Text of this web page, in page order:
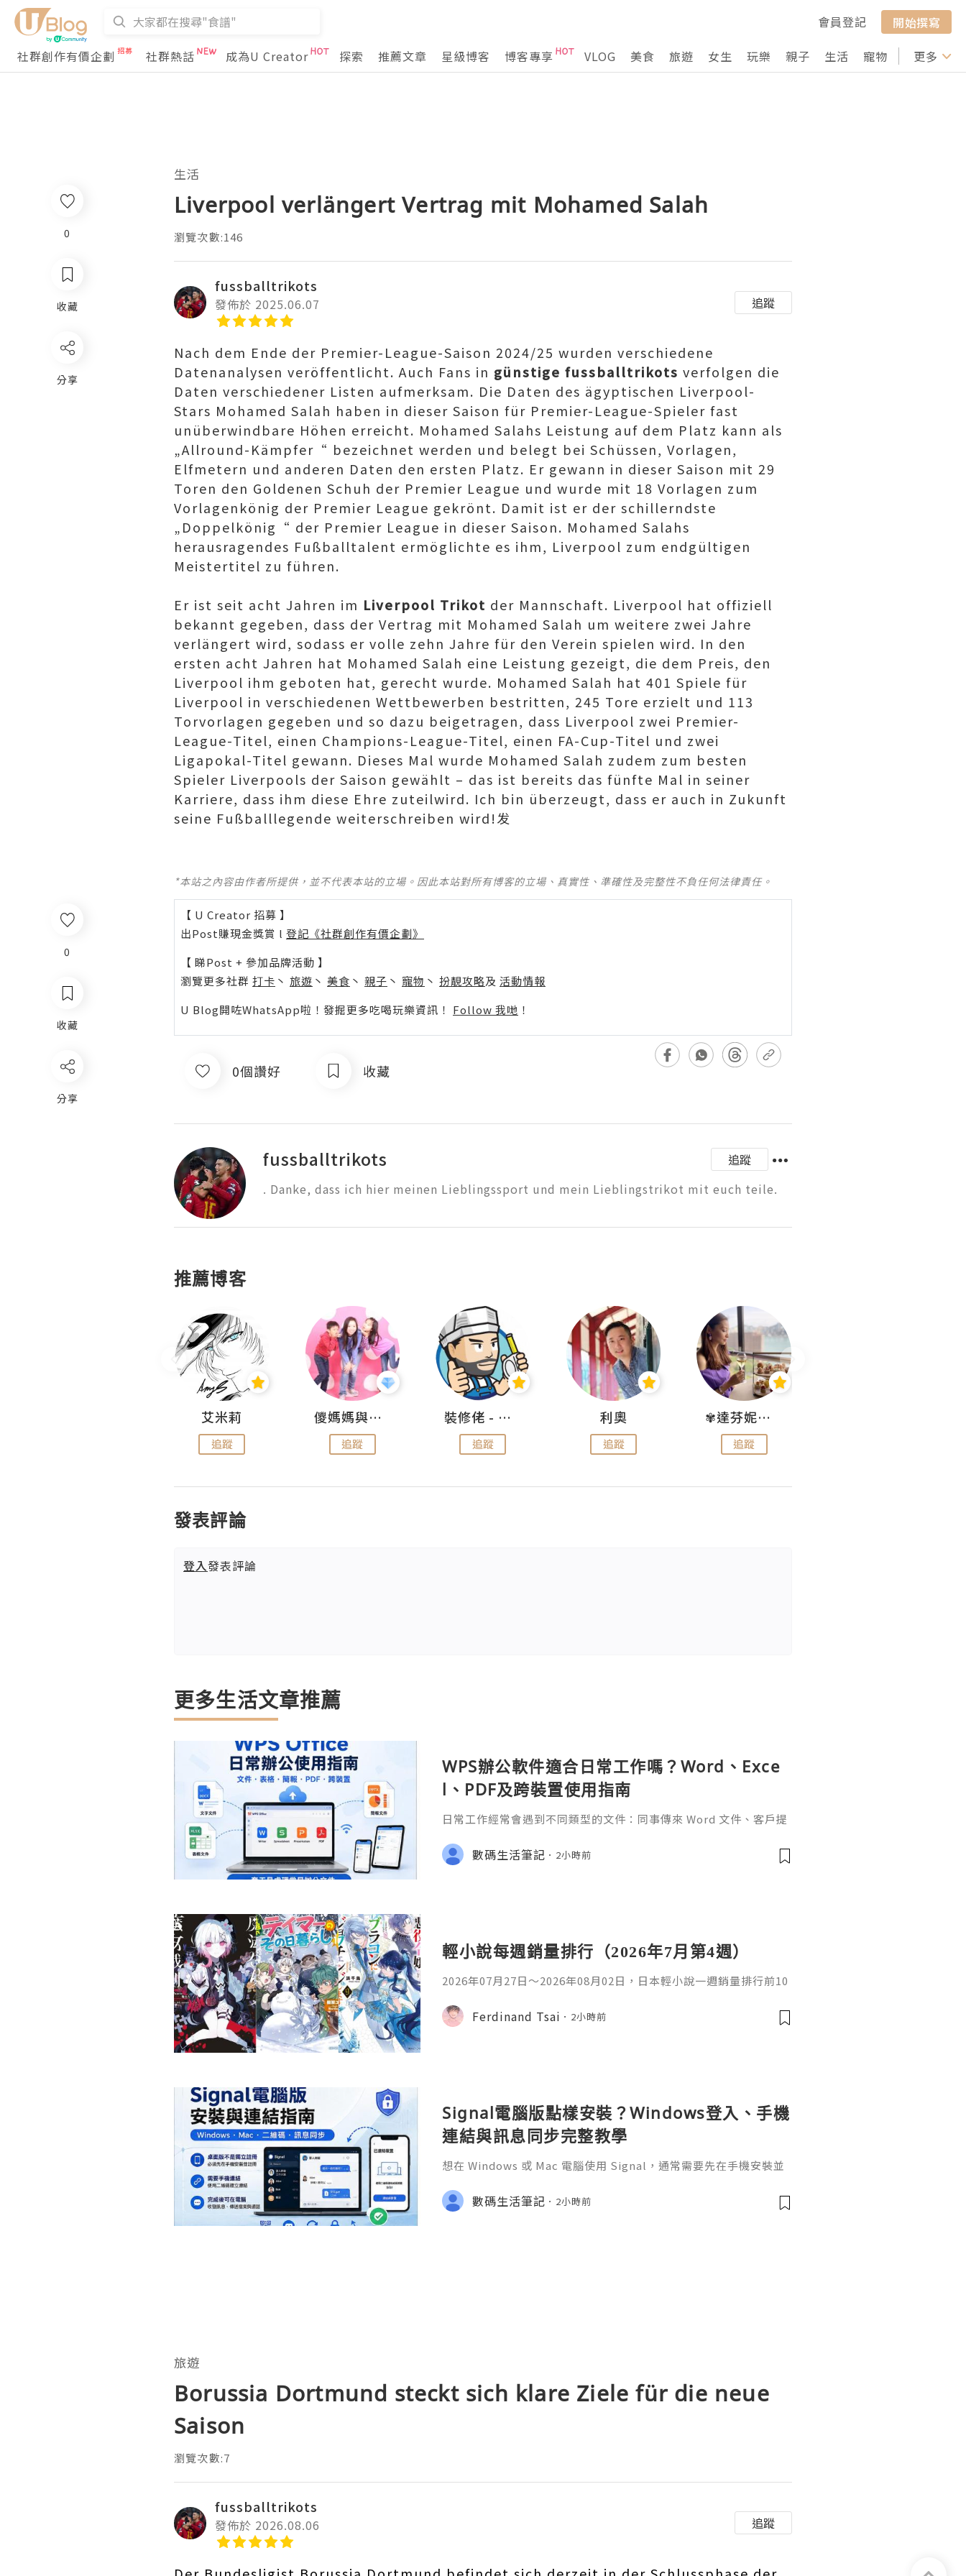
會員登記
開始撰寫
社群創作有價企劃
社群熱話 成為U Creator 探索 推薦文章 星級博客 博客專享 VLOG 美食 旅遊 女生 玩樂 親子 生活 寵物 行山 打卡
更多
0
收藏
分享
生活
Liverpool verlängert Vertrag mit Mohamed Salah
瀏覽次數:146
fussballtrikots
發佈於 2025.06.07 追蹤
Nach dem Ende der Premier-League-Saison 2024/25 wurden verschiedene
Datenanalysen veröffentlicht. Auch Fans in günstige fussballtrikots verfolgen die
Daten verschiedener Listen aufmerksam. Die Daten des ägyptischen Liverpool-
Stars Mohamed Salah haben in dieser Saison für Premier-League-Spieler fast
unüberwindbare Höhen erreicht. Mohamed Salahs Leistung auf dem Platz kann als
„Allround-Kämpfer“ bezeichnet werden und belegt bei Schüssen, Vorlagen,
Elfmetern und anderen Daten den ersten Platz. Er gewann in dieser Saison mit 29
Toren den Goldenen Schuh der Premier League und wurde mit 18 Vorlagen zum
Vorlagenkönig der Premier League gekrönt. Damit ist er der schillerndste
„Doppelkönig“ der Premier League in dieser Saison. Mohamed Salahs
herausragendes Fußballtalent ermöglichte es ihm, Liverpool zum endgültigen
Meistertitel zu führen.
Er ist seit acht Jahren im Liverpool Trikot der Mannschaft. Liverpool hat offiziell
bekannt gegeben, dass der Vertrag mit Mohamed Salah um weitere zwei Jahre
verlängert wird, sodass er volle zehn Jahre für den Verein spielen wird. In den
ersten acht Jahren hat Mohamed Salah eine Leistung gezeigt, die dem Preis, den
Liverpool ihm geboten hat, gerecht wurde. Mohamed Salah hat 401 Spiele für
Liverpool in verschiedenen Wettbewerben bestritten, 245 Tore erzielt und 113
Torvorlagen gegeben und so dazu beigetragen, dass Liverpool zwei Premier-
League-Titel, einen Champions-League-Titel, einen FA-Cup-Titel und zwei
Ligapokal-Titel gewann. Dieses Mal wurde Mohamed Salah zudem zum besten
Spieler Liverpools der Saison gewählt – das ist bereits das fünfte Mal in seiner
Karriere, dass ihm diese Ehre zuteilwird. Ich bin überzeugt, dass er auch in Zukunft
seine Fußballlegende weiterschreiben wird!发
*本站之內容由作者所提供，並不代表本站的立場。因此本站對所有博客的立場、真實性、準確性及完整性不負任何法律責任。
【 U Creator 招募 】
出Post賺現金獎賞 l 登記《社群創作有價企劃》
【 睇Post + 參加品牌活動 】
瀏覽更多社群 打卡 丶 旅遊 丶 美食 丶 親子 丶 寵物 丶 扮靚攻略及 活動情報
U Blog開咗WhatsApp啦！發掘更多吃喝玩樂資訊！ Follow 我哋 ！
0個讚好 收藏
fussballtrikots
追蹤
. Danke, dass ich hier meinen Lieblingssport und mein Lieblingstrikot mit euch teile.
推薦博客
艾米莉
追蹤
儍媽媽與兩隻小魔怪之家
追蹤
裝修佬 - 香港一站式網上裝修平台
追蹤
利奧
追蹤
✾達芬妮•愛孩子•愛生活✾
追蹤
發表評論
登入發表評論
更多生活文章推薦
WPS辦公軟件適合日常工作嗎？Word、Exce
l、PDF及跨裝置使用指南
日常工作經常會遇到不同類型的文件：同事傳來 Word 文件、客戶提
PDF。 如果每種文件都要使用不同程式，處理起來比較零散。因此不
少人會接觸 WPS Offic
數碼生活筆記 2小時前
輕小說每週銷量排行（2026年7月第4週）
2026年07月27日〜2026年08月02日，日本輕小說一週銷量排行前10
首・文字插畫：すがわらおむ,maruchi出版社：角川發售日：2026
年08月銷售數：10,281部2. 落後的馴獸師慢生活16作者：棚架ユウ
Ferdinand Tsai 2小時前
Signal電腦版點樣安裝？Windows登入、手機
連結與訊息同步完整教學
想在 Windows 或 Mac 電腦使用 Signal，通常需要先在手機安裝並
版設成已連結裝置。
數碼生活筆記 2小時前
0
收藏
分享
旅遊
Borussia Dortmund steckt sich klare Ziele für die neue
Saison
瀏覽次數:7
fussballtrikots
發佈於 2026.08.06 追蹤